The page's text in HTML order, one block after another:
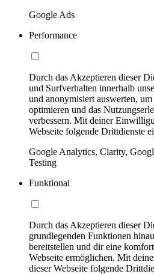
Google Ads
Performance
Durch das Akzeptieren dieser
und Surfverhalten innerhalb
und anonymisiert auswerten, um
optimieren und das
verbessern. Mit deiner
Webseite folgende Drittdienste
Google Analytics, Clarity,
Testing
Funktional
Durch das Akzeptieren dieser
grundlegenden Funktionen
bereitstellen und dir eine
Webseite ermöglichen. Mit
dieser Webseite folgende